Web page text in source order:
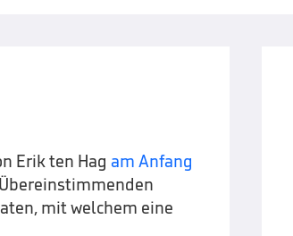
Erik ten Hag am Anfang
Übereinstimmenden
mit welchem eine